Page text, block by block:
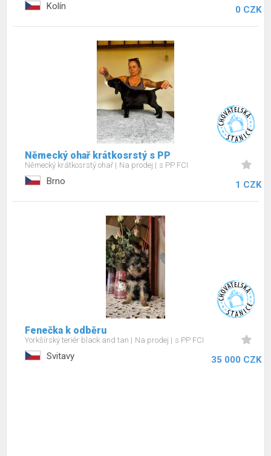
Kolín 0 CZK
Německý ohař krátkosrstý s PP
Německý krátkosrstý ohař Na prodej s PP FCI
Brno 1 CZK
Fenečka k odběru
Yorkšírský teriér black and tan Na prodej s PP FCI
Svitavy 35 000 CZK